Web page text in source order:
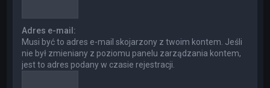
Adres e-mail:
Musi być to adres e-mail skojarzony z twoim kontem. Jeśli
nie był zmieniany z poziomu panelu zarządzania kontem,
jest to adres podany w czasie rejestracji.